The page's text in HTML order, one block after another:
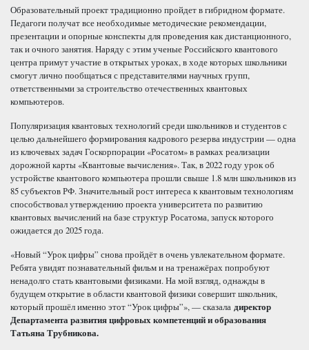
Образовательный проект традиционно пройдет в гибридном формате.
Педагоги получат все необходимые методические рекомендации,
презентации и опорные конспекты для проведения как дистанционного,
так и очного занятия. Наряду с этим ученые Российского квантового
центра примут участие в открытых уроках, в ходе которых школьники
смогут лично пообщаться с представителями научных групп,
ответственными за строительство отечественных квантовых
компьютеров.
Популяризация квантовых технологий среди школьников и студентов с
целью дальнейшего формирования кадрового резерва индустрии — одна
из ключевых задач Госкорпорации «Росатом» в рамках реализации
дорожной карты «Квантовые вычисления». Так, в 2022 году урок об
устройстве квантового компьютера прошли свыше 1.8 млн школьников из
85 субъектов РФ. Значительный рост интереса к квантовым технологиям
способствовал утверждению проекта университета по развитию
квантовых вычислений на базе структур Росатома, запуск которого
ожидается до 2025 года.
«Новый “Урок цифры” снова пройдёт в очень увлекательном формате.
Ребята увидят познавательный фильм и на тренажёрах попробуют
ненадолго стать квантовыми физиками. На мой взгляд, однажды в
будущем открытие в области квантовой физики совершит школьник,
который прошёл именно этот “Урок цифры”», — сказала директор
Департамента развития цифровых компетенций и образования
Татьяна Трубникова.